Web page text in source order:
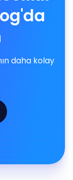
daha kolay